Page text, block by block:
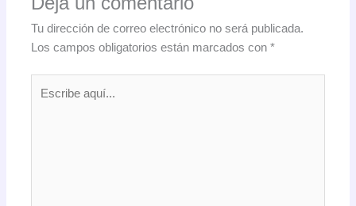
Tu dirección de correo electrónico no será publicada.
Los campos obligatorios están marcados con*